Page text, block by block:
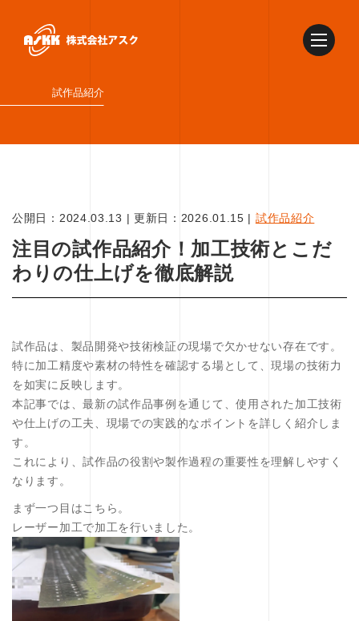
試作品紹介
公開日： 2024.03.13 | 更新日： 2026.01.15 | 試作品紹介
注目の試作品紹介！加工技術とこだ
わりの仕上げを徹底解説
試作品は、製品開発や技術検証の現場で欠かせない存在です。
特に加工精度や素材の特性を確認する場として、現場の技術力
を如実に反映します。
本記事では、最新の試作品事例を通じて、使用された加工技術
や仕上げの工夫、現場での実践的なポイントを詳しく紹介しま
す。
これにより、試作品の役割や製作過程の重要性を理解しやすく
なります。
まず一つ目はこちら。
レーザー加工で加工を行いました。